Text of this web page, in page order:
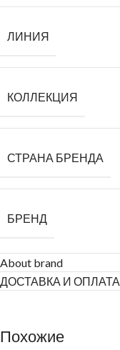
ЛИНИЯ
КОЛЛЕКЦИЯ
СТРАНА БРЕНДА
БРЕНД
About brand
ДОСТАВКА И ОПЛАТА
Похожие